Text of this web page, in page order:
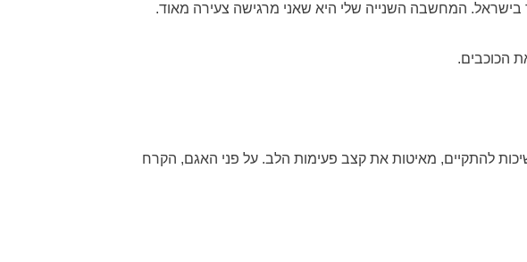
בישראל. המחשבה השנייה שלי היא שאני מרגישה צעירה מאוד.
הכוכבים.
להתקיים, מאיטות את קצב פעימות הלב. על פני האגם, הקרח